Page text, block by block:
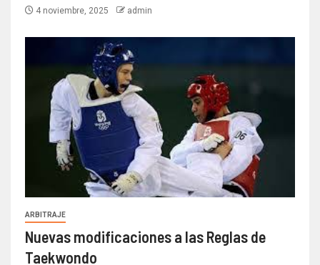
4 noviembre, 2025 admin
ARBITRAJE
Nuevas modificaciones a las Reglas de
Taekwondo